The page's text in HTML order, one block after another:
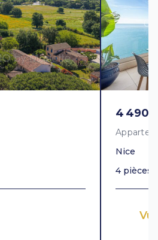
4 490
Nice
4 pièces